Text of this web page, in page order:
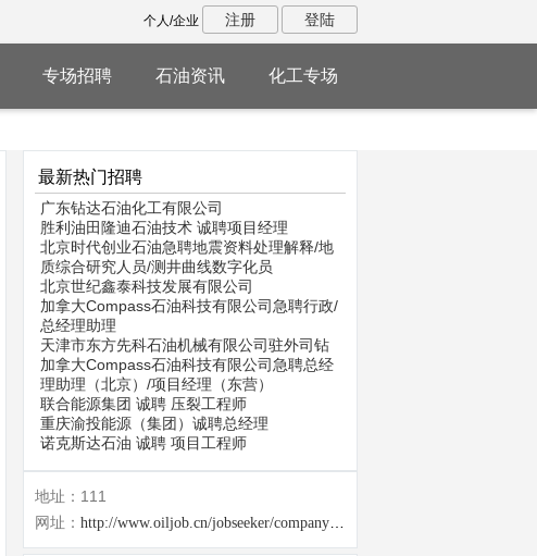
个人/企业 注册 登陆
专场招聘 石油资讯 化工专场
最新热门招聘
广东钻达石油化工有限公司
胜利油田隆迪石油技术 诚聘项目经理
北京时代创业石油急聘地震资料处理解释/地
质综合研究人员/测井曲线数字化员
北京世纪鑫泰科技发展有限公司
加拿大Compass石油科技有限公司急聘行政/
总经理助理
天津市东方先科石油机械有限公司驻外司钻
加拿大Compass石油科技有限公司急聘总经
理助理（北京）/项目经理（东营）
联合能源集团 诚聘 压裂工程师
重庆渝投能源（集团）诚聘总经理
诺克斯达石油 诚聘 项目工程师
地址：111
网址： http://www.oiljob.cn/jobseeker/company/26344.html